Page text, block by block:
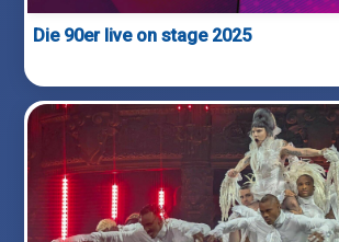
Die 90er live on stage 2025